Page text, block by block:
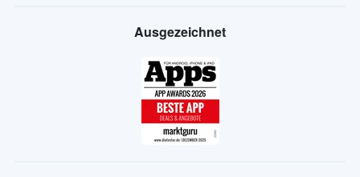
Ausgezeichnet